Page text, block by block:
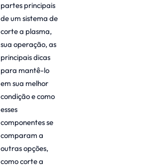
partes principais
de um sistema de
corte a plasma,
sua operação, as
principais dicas
para mantê-lo
em sua melhor
condição e como
esses
componentes se
comparam a
outras opções,
como corte a